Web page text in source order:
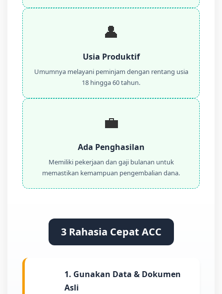
👤
Usia Produktif
Umumnya melayani peminjam dengan rentang usia
18 hingga 60 tahun.
💼
Ada Penghasilan
Memiliki pekerjaan dan gaji bulanan untuk
memastikan kemampuan pengembalian dana.
3 Rahasia Cepat ACC
1. Gunakan Data & Dokumen
Asli